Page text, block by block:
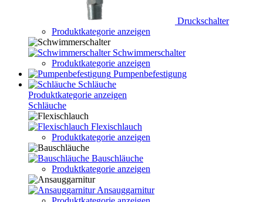
Druckschalter
Produktkategorie anzeigen
Schwimmerschalter
Produktkategorie anzeigen
Pumpenbefestigung
Schläuche
Produktkategorie anzeigen
Schläuche
Flexischlauch
Produktkategorie anzeigen
Bauschläuche
Produktkategorie anzeigen
Ansauggarnitur